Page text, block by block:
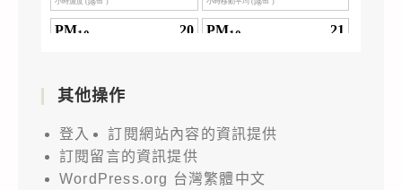
其他操作
登入
訂閱網站內容的資訊提供
訂閱留言的資訊提供
WordPress.org 台灣繁體中文